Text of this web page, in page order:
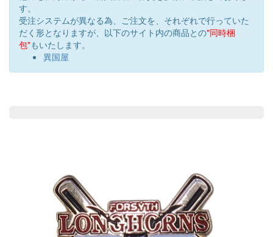
す。
受注システムが異なる為、ご注文を、それぞれで行っていた
だく形となりますが、以下のサイト内の商品との"同時梱
包"もいたします。
異国屋